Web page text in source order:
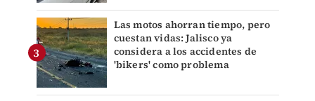
Las motos ahorran tiempo, pero
cuestan vidas: Jalisco ya
considera a los accidentes de
'bikers' como problema